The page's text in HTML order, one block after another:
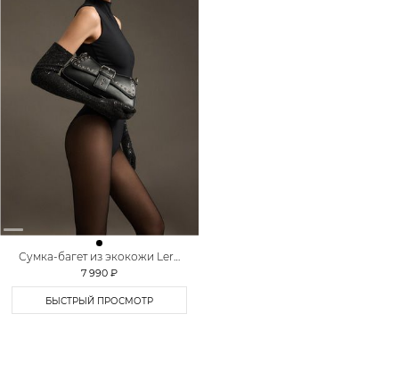
Сумка-багет из экокожи Lera
Nena Unreal
7 990 ₽
БЫСТРЫЙ ПРОСМОТР